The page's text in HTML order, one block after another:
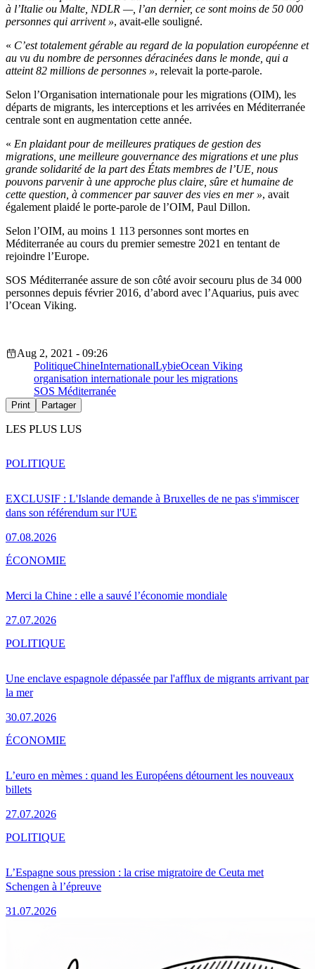
à l’Italie ou Malte, NDLR —, l’an dernier, ce sont moins de 50 000
personnes qui arrivent », avait-elle souligné.
« C’est totalement gérable au regard de la population européenne et
au vu du nombre de personnes déracinées dans le monde, qui a
atteint 82 millions de personnes », relevait la porte-parole.
Selon l’Organisation internationale pour les migrations (OIM), les
départs de migrants, les interceptions et les arrivées en Méditerranée
centrale sont en augmentation cette année.
« En plaidant pour de meilleures pratiques de gestion des
migrations, une meilleure gouvernance des migrations et une plus
grande solidarité de la part des États membres de l’UE, nous
pouvons parvenir à une approche plus claire, sûre et humaine de
cette question, à commencer par sauver des vies en mer », avait
également plaidé le porte-parole de l’OIM, Paul Dillon.
Selon l’OIM, au moins 1 113 personnes sont mortes en
Méditerranée au cours du premier semestre 2021 en tentant de
rejoindre l’Europe.
SOS Méditerranée assure de son côté avoir secouru plus de 34 000
personnes depuis février 2016, d’abord avec l’Aquarius, puis avec
l’Ocean Viking.
Aug 2, 2021 - 09:26
PolitiqueChineInternationalLybieOcean Viking
organisation internationale pour les migrations
SOS Méditerranée
Print Partager
LES PLUS LUS
EXCLUSIF : L'Islande demande à Bruxelles de ne pas s'immiscer
dans son référendum sur l'UE
07.08.2026
POLITIQUE
Merci la Chine : elle a sauvé l’économie mondiale
27.07.2026
ÉCONOMIE
Une enclave espagnole dépassée par l'afflux de migrants arrivant par
la mer
30.07.2026
POLITIQUE
L’euro en mèmes : quand les Européens détournent les nouveaux
billets
27.07.2026
ÉCONOMIE
L’Espagne sous pression : la crise migratoire de Ceuta met
Schengen à l’épreuve
31.07.2026
POLITIQUE